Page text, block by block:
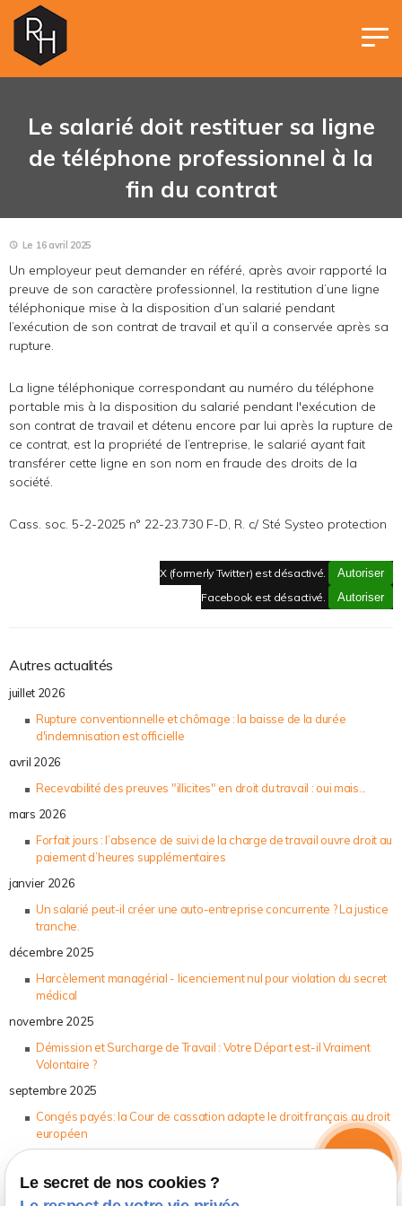
Le salarié doit restituer sa ligne
de téléphone professionnel à la
fin du contrat
phone
Le 16 avril 2025
Un employeur peut demander en référé, après avoir rapporté la
preuve de son caractère professionnel, la restitution d’une ligne
téléphonique mise à la disposition d’un salarié pendant
l’exécution de son contrat de travail et qu’il a conservée après sa
rupture.
La ligne téléphonique correspondant au numéro du téléphone
portable mis à la disposition du salarié pendant l'exécution de
son contrat de travail et détenu encore par lui après la rupture de
ce contrat, est la propriété de l’entreprise, le salarié ayant fait
transférer cette ligne en son nom en fraude des droits de la
société.
Cass. soc. 5-2-2025 n° 22-23.730 F-D, R. c/ Sté Systeo protection
X (formerly Twitter) est désactivé.
Autoriser
Facebook est désactivé.
Autoriser
Autres actualités
juillet 2026
Rupture conventionnelle et chômage : la baisse de la durée
d'indemnisation est officielle
avril 2026
Recevabilité des preuves "illicites" en droit du travail : oui mais...
mars 2026
Forfait jours : l’absence de suivi de la charge de travail ouvre droit au
paiement d’heures supplémentaires
janvier 2026
Un salarié peut-il créer une auto-entreprise concurrente ? La justice
tranche.
décembre 2025
Harcèlement managérial - licenciement nul pour violation du secret
médical
novembre 2025
Démission et Surcharge de Travail : Votre Départ est-il Vraiment
Volontaire ?
septembre 2025
Congés payés: la Cour de cassation adapte le droit français au droit
européen
Coldplay gate: en France, le licenciement fondé sur la vie privée est
juillet 2025
Panneau de gestion des cookies
Le secret de nos cookies ?